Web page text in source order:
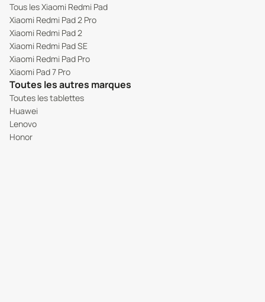
Tous les Xiaomi Redmi Pad
Xiaomi Redmi Pad 2 Pro
Xiaomi Redmi Pad 2
Xiaomi Redmi Pad SE
Xiaomi Redmi Pad Pro
Xiaomi Pad 7 Pro
Toutes les autres marques
Toutes les tablettes
Huawei
Lenovo
Honor